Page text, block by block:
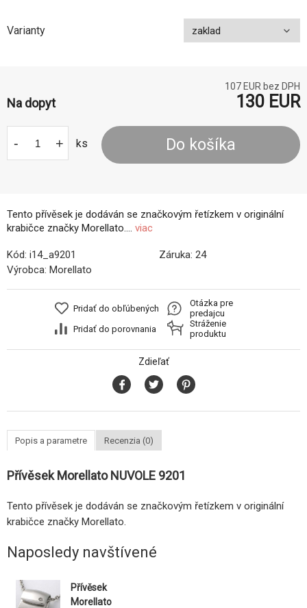
Tento přívěsek je dodáván se značkovým řetízkem v originální
krabičce značky Morellato.... viac
Varianty
107 EUR bez DPH
Na dopyt 130 EUR
- + ks Do košíka
Kód: i14_a9201 Záruka: 24
Výrobca: Morellato
Pridať do obľúbených
Pridať do porovnania
Otázka pre
predajcu
Stráženie
produktu
Zdieľať
Popis a parametre Recenzia (0)
Přívěsek Morellato NUVOLE 9201
Tento přívěsek je dodáván se značkovým řetízkem v originální
krabičce značky Morellato.
Naposledy navštívené
Přívěsek
Morellato